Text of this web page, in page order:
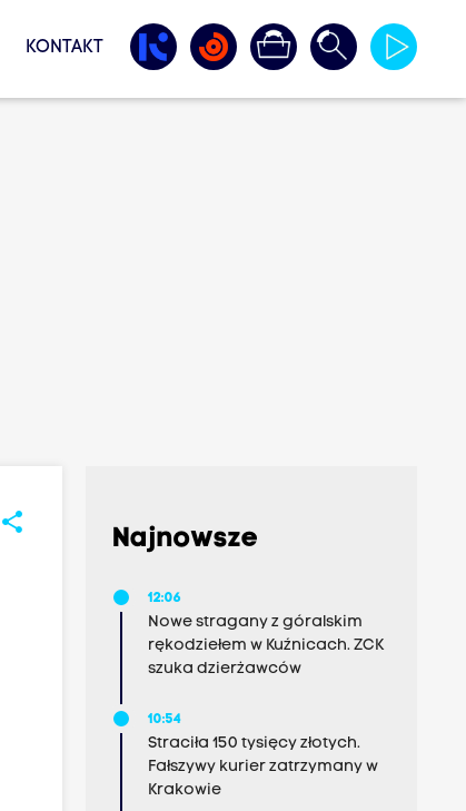
KONTAKT
share
Najnowsze
12:06
Nowe stragany z góralskim
rękodziełem w Kuźnicach. ZCK
szuka dzierżawców
10:54
Straciła 150 tysięcy złotych.
Fałszywy kurier zatrzymany w
Krakowie